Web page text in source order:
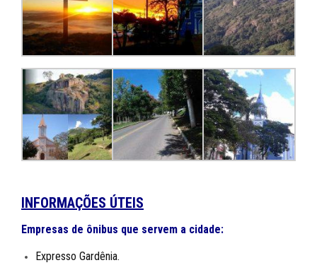
INFORMAÇÕES ÚTEIS
Empresas de ônibus que servem a cidade:
Expresso Gardênia.